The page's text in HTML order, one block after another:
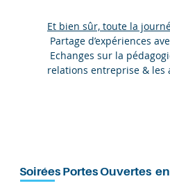
Et bien sûr, toute la
Partage d’expériences
Echanges sur la
relations entreprise & les
Soirées Portes Ouvertes